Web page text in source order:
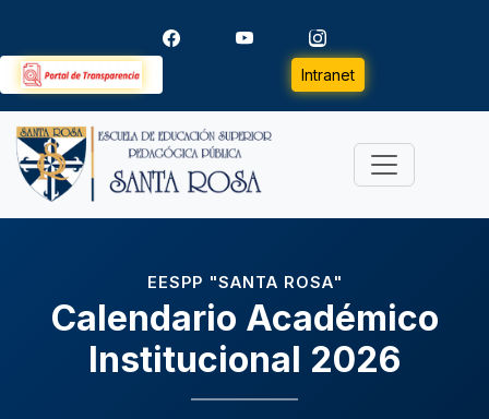
Intranet
EESPP "SANTA ROSA"
Calendario Académico
Institucional 2026